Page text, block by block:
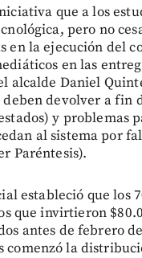
que a los
pero no
en la ejecución del
en las
alcalde Daniel
devolver a fin
y problemas
al sistema por
Paréntesis).
estableció que los
que invirtieron
antes de febrero
comenzó la